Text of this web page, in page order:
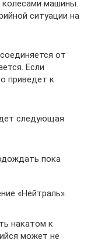
машины.
ситуации на
от
Если
приведет к
следующая
пока
«Нейтраль».
накатом к
может не